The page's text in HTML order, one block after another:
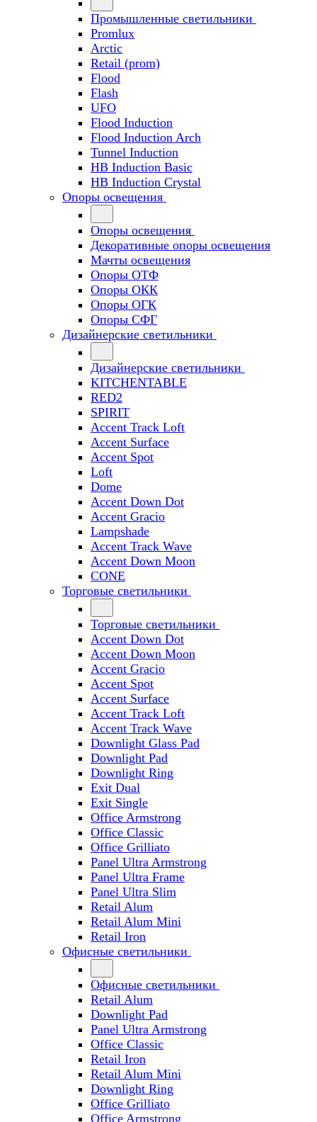
Промышленные светильники
Promlux
Arctic
Retail (prom)
Flood
Flash
UFO
Flood Induction
Flood Induction Arch
Tunnel Induction
HB Induction Basic
HB Induction Crystal
Опоры освещения
Опоры освещения
Декоративные опоры освещения
Мачты освещения
Опоры ОТФ
Опоры ОКК
Опоры ОГК
Опоры СФГ
Дизайнерские светильники
Дизайнерские светильники
KITCHENTABLE
RED2
SPIRIT
Accent Track Loft
Accent Surface
Accent Spot
Loft
Dome
Accent Down Dot
Accent Gracio
Lampshade
Accent Track Wave
Accent Down Moon
CONE
Торговые светильники
Торговые светильники
Accent Down Dot
Accent Down Moon
Accent Gracio
Accent Spot
Accent Surface
Accent Track Loft
Accent Track Wave
Downlight Glass Pad
Downlight Pad
Downlight Ring
Exit Dual
Exit Single
Office Armstrong
Office Classic
Office Grilliato
Panel Ultra Armstrong
Panel Ultra Frame
Panel Ultra Slim
Retail Alum
Retail Alum Mini
Retail Iron
Офисные светильники
Офисные светильники
Retail Alum
Downlight Pad
Panel Ultra Armstrong
Office Classic
Retail Iron
Retail Alum Mini
Downlight Ring
Office Grilliato
Office Armstrong